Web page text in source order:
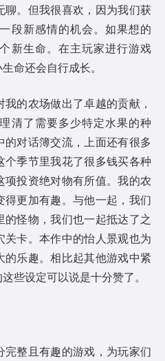
。但我很喜欢，因为我们获
段新感情的机会。如果想的
新生命。在主玩家进行游戏
命还会自行成长。
的农场做出了卓越的贡献，
清了需要多少特定水果的种
对话簿交流，上面还有很多
季节里我花了很多钱买各种
投资绝对物有所值。我的农
更加有趣。与他一起，我们
怪物，我们也一起抵达了之
卡。本作中的怡人景观也为
乐趣。相比起其他游戏中紧
些设定可以说是十分赞了。
完整且有趣的游戏，为玩家们